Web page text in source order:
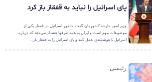
پای اسرائیل را نباید به قفقاز باز کرد
وزیر امور خارجه کشورمان گفت: حضور اسرائیل در قفقاز یکی از
موضوعات مهم است و ایران به همه طرفها هشدار می‌دهد که درباره
اسرائیل با هوشمندی عمل کنند و پای اسرائیل را به قفقاز باز...
رئیسی: